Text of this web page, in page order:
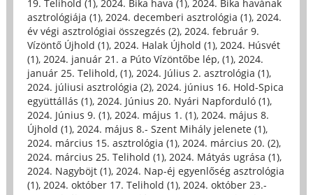
19. Telihold (1), 2024. Bika hava (1), 2024. Bika havának
asztrológiája (1), 2024. decemberi asztrológia (1), 2024.
év végi asztrológiai összegzés (2), 2024. február 9.
Vízöntő Újhold (1), 2024. Halak Újhold (1), 2024. Húsvét
(1), 2024. január 21. a Púto Vízöntőbe lép, (1), 2024.
január 25. Telihold, (1), 2024. Július 2. asztrológia (1),
2024. júliusi asztrológia (2), 2024. június 16. Hold-Spica
együttállás (1), 2024. Június 20. Nyári Napforduló (1),
2024. Június 9. (1), 2024. május 1. (1), 2024. május 8.
Újhold (1), 2024. május 8.- Szent Mihály jelenete (1),
2024. március 15. asztrológia (1), 2024. március 20. (2),
2024. március 25. Telihold (1), 2024. Mátyás ugrása (1),
2024. Nagyböjt (1), 2024. Nap-éj egyenlőség asztrológia
(1), 2024. október 17. Telihold (1), 2024. október 23.-